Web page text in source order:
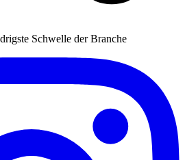
Schwelle der Branche